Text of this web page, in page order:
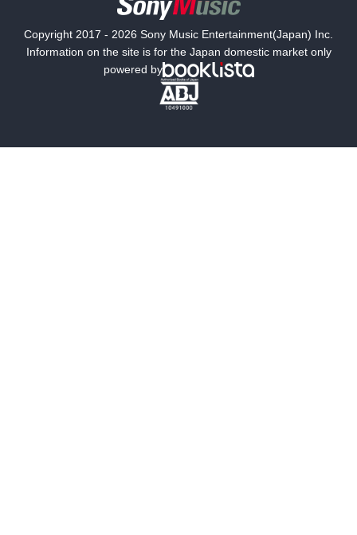
海外小説
ミステリー SF
文学
Copyright 2017 - 2026 Sony Music Entertainment(Japan) Inc.
Information on the site is for the Japan domestic market only
powered by